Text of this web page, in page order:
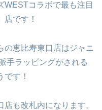
WESTコラボで最も注目
です！
の恵比寿東口店はジャニ
手ラッピングがされる
です！
も改札内になります。